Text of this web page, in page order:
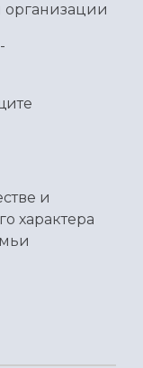
организации
и
характера